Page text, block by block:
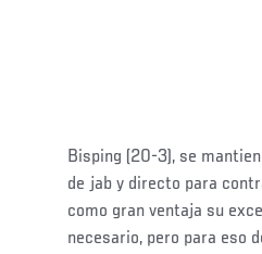
Bisping (20-3), se
de jab y directo para
como gran ventaja su
necesario, pero para eso